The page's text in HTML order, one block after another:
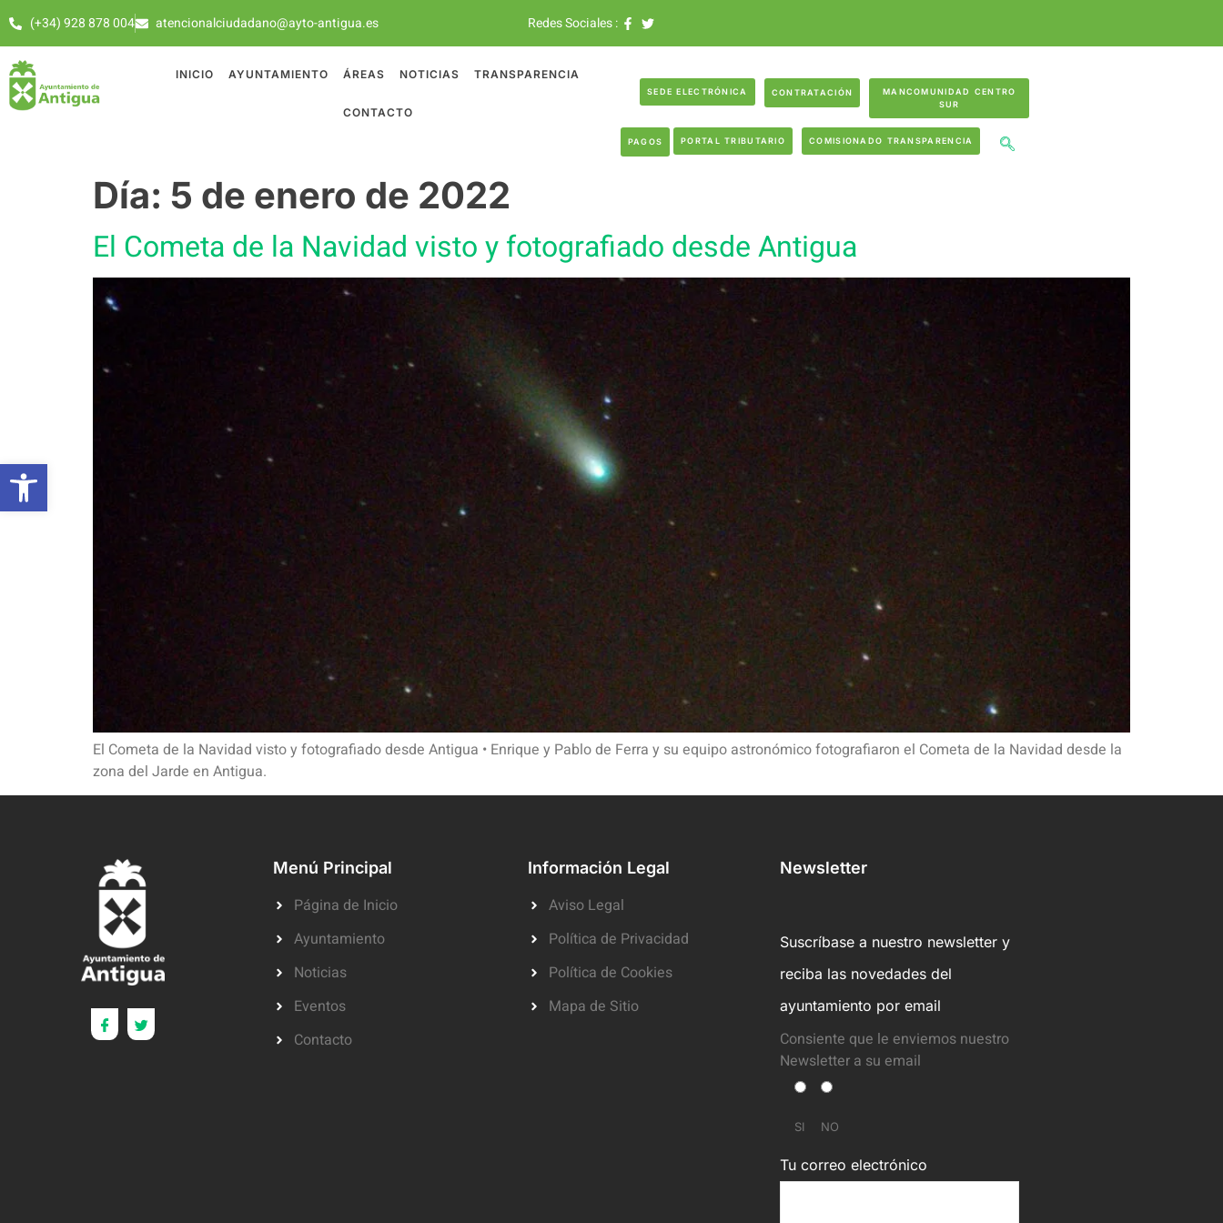
(+34) 928 878 004 atencionalciudadano@ayto-antigua.es Redes Sociales :
INICIO AYUNTAMIENTO ÁREAS NOTICIAS TRANSPARENCIA
CONTACTO
SEDE ELECTRÓNICA CONTRATACIÓN
MANCOMUNIDAD CENTRO
SUR
PAGOS PORTAL TRIBUTARIO COMISIONADO TRANSPARENCIA
Día: 5 de enero de 2022
El Cometa de la Navidad visto y fotografiado desde Antigua
El Cometa de la Navidad visto y fotografiado desde Antigua • Enrique y Pablo de Ferra y su equipo astronómico fotografiaron el Cometa de la Navidad desde la
zona del Jarde en Antigua.
Menú Principal
Página de Inicio
Ayuntamiento
Noticias
Eventos
Contacto
Información Legal
Aviso Legal
Política de Privacidad
Política de Cookies
Mapa de Sitio
Newsletter
Suscríbase a nuestro newsletter y
reciba las novedades del
ayuntamiento por email
Consiente que le enviemos nuestro
Newsletter a su email
SI NO
Tu correo electrónico
Abrir barra de herramientas